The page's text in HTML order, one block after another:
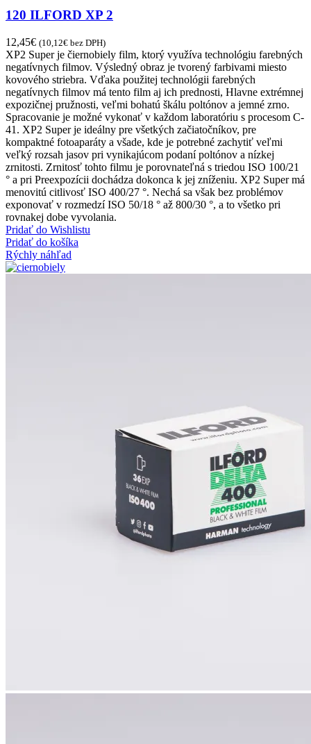
120 ILFORD XP 2
12,45€ (10,12€ bez DPH)
XP2 Super je čiernobiely film, ktorý využíva technológiu farebných
negatívnych filmov. Výsledný obraz je tvorený farbivami miesto
kovového striebra. Vďaka použitej technológii farebných
negatívnych filmov má tento film aj ich prednosti, Hlavne extrémnej
expozičnej pružnosti, veľmi bohatú škálu poltónov a jemné zrno.
Spracovanie je možné vykonať v každom laboratóriu s procesom C-
41. XP2 Super je ideálny pre všetkých začiatočníkov, pre
kompaktné fotoaparáty a všade, kde je potrebné zachytiť veľmi
veľký rozsah jasov pri vynikajúcom podaní poltónov a nízkej
zrnitosti. Zrnitosť tohto filmu je porovnateľná s triedou ISO 100/21
° a pri Preexpozícii dochádza dokonca k jej zníženiu. XP2 Super má
menovitú citlivosť ISO 400/27 °. Nechá sa však bez problémov
exponovať v rozmedzí ISO 50/18 ° až 800/30 °, a to všetko pri
rovnakej dobe vyvolania.
Pridať do Wishlistu
Pridať do košíka
Rýchly náhľad